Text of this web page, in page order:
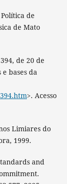
de
de Mato
de 20 de
bases da
>. Acesso
Limiares do
1999.
and